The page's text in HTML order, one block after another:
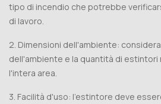
tipo di incendio che potrebbe
di lavoro.
2. Dimensioni dell'ambiente:
dell'ambiente e la quantità di
l'intera area.
3. Facilità d'uso: l'estintore deve